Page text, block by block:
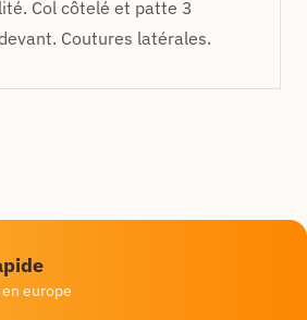
Col côtelé et patte 3
Coutures latérales.
europe